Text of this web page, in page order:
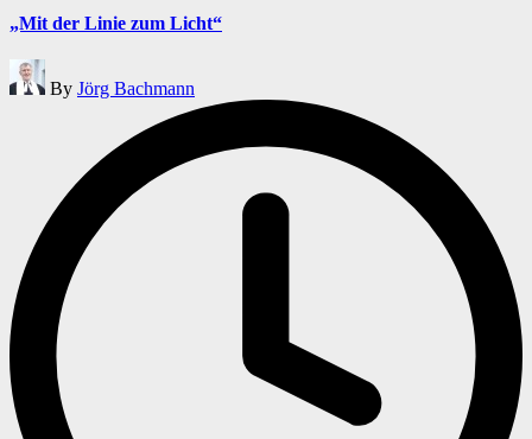
„Mit der Linie zum Licht“
Posted
by
By Jörg Bachmann